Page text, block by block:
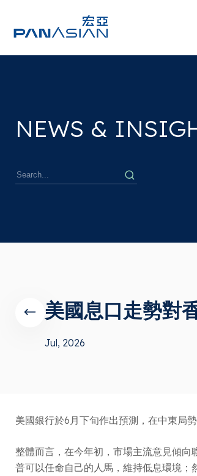
NEWS &
美國息口走勢對
Jul, 2026
美國銀行於6月下旬作出預測，在中東局
整體而言，在今年初，市場主流意見傾
普可以任命自己的人馬，維持低息環境；